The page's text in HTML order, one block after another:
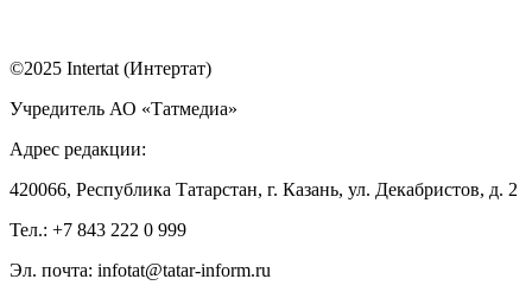
©2025 Intertat (Интертат)
Учредитель АО «Татмедиа»
Адрес редакции:
420066, Республика Татарстан, г. Казань, ул. Декабристов, д. 2
Тел.: +7 843 222 0 999
Эл. почта: infotat@tatar-inform.ru